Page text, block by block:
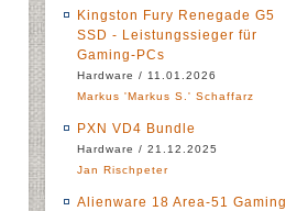
Kingston Fury Renegade G5
SSD - Leistungssieger für
Gaming-PCs
Hardware / 11.01.2026
Markus 'Markus S.' Schaffarz
PXN VD4 Bundle
Hardware / 21.12.2025
Jan Rischpeter
Alienware 18 Area-51 Gaming